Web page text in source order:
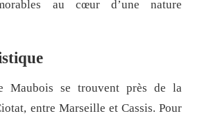
au cœur d’une nature
Maubois se trouvent près de la
entre Marseille et Cassis. Pour